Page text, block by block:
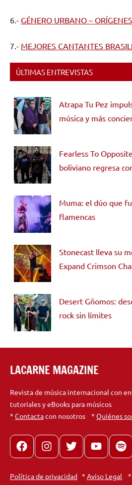
6.- GÉNERO URBANO – ORÍGENES
7.- MEJORES CANTANTES
ÚLTIMAS ENTREVISTAS
Atrapa Tu Pez
música y más
Fearless To
boliviano regresa
Muma: el dúo que
flamencas
Stonecast lleva su
Expand Crimson
Desert Gñomos:
rock sin límites
LACARNE MAGAZINE
Revista de música internacional con
tutoriales y eBooks para músicos
* Contactacon nosotros * Quiénes
FacebookInstagram
X youtubespotify
Política de privacidad * Aviso Legal *